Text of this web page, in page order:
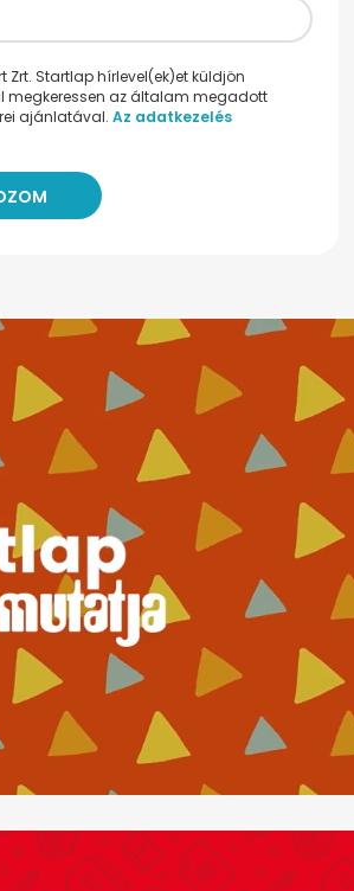
Startlap hírlevel(ek)et küldjön
megkeressen az általam megadott
ajánlatával. Az adatkezelés